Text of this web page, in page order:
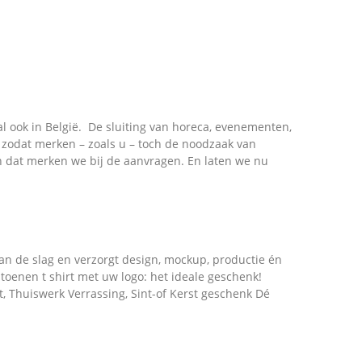
ook in België. De sluiting van horeca, evenementen,
merken – zoals u – toch de noodzaak van
merken we bij de aanvragen. En laten we nu
de slag en verzorgt design, mockup, productie én
t shirt met uw logo: het ideale geschenk!
Verrassing, Sint-of Kerst geschenk Dé